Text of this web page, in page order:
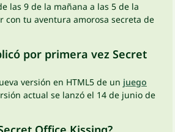
las 9 de la mañana a las 5 de la
con tu aventura amorosa secreta de
por primera vez Secret
versión en HTML5 de un juego
actual se lanzó el 14 de junio de